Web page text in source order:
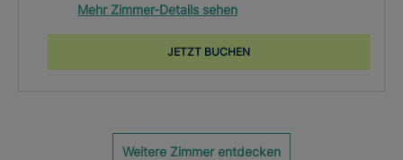
Mehr Zimmer-Details sehen
JETZT BUCHEN
Weitere Zimmer entdecken